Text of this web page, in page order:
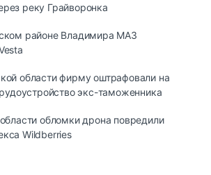
реку Грайворонка
районе Владимира МАЗ
области фирму оштрафовали на
экс-таможенника
обломки дрона повредили
Wildberries